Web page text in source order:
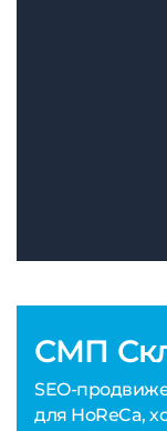
СМП
SEO-
для HoReCa,